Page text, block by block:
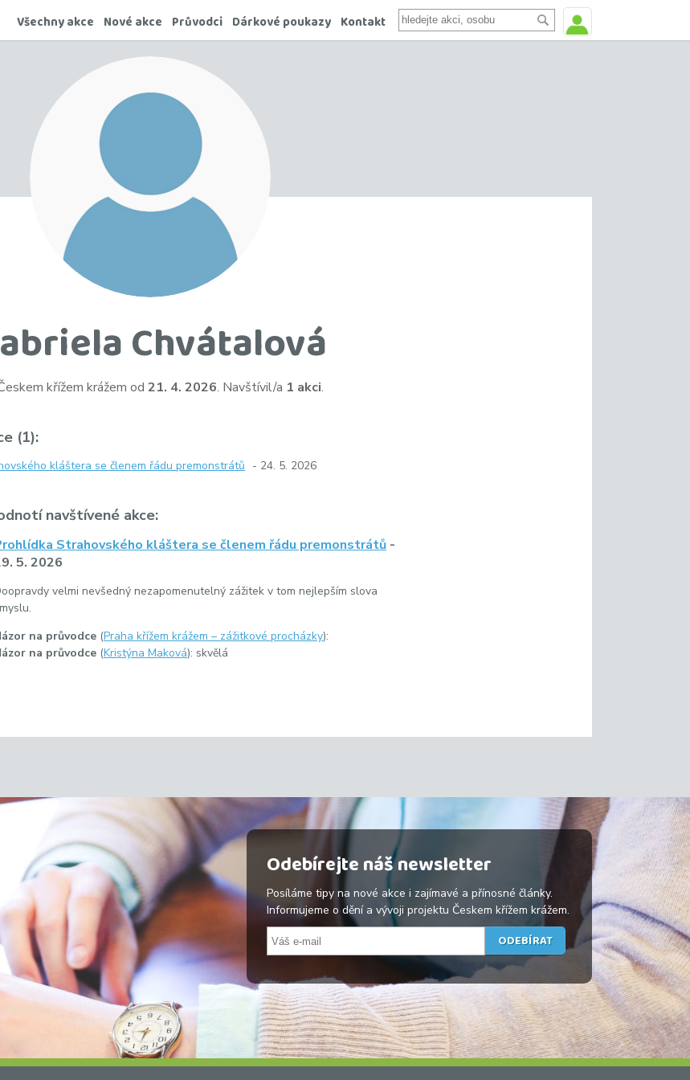
Všechny akce Nové akce Průvodci Dárkové poukazy Kontakt
Chvátalová
křížem krážem od 21. 4. 2026. Navštívil/a 1 akci.
(1):
kláštera se členem řádu premonstrátů - 24. 5. 2026
navštívené akce:
Strahovského kláštera se členem řádu premonstrátů -
5. 2026
velmi nevšedný nezapomenutelný zážitek v tom nejlepším slova
na průvodce (Praha křížem krážem – zážitkové procházky):
na průvodce (Kristýna Maková): skvělá
Odebírejte náš newsletter
Posíláme tipy na nové akce i zajímavé a přínosné články.
Informujeme o dění a vývoji projektu Českem křížem krážem.